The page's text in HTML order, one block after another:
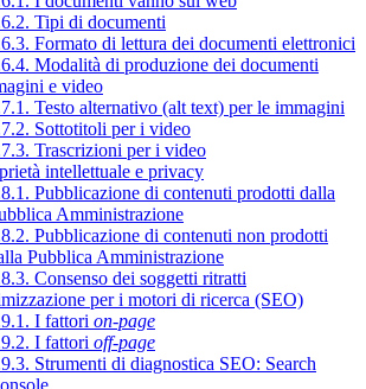
Tipi di documenti
Formato di lettura dei documenti elettronici
Modalità di produzione dei documenti
e video
Testo alternativo (alt text) per le immagini
Sottotitoli per i video
Trascrizioni per i video
intellettuale e privacy
Pubblicazione di contenuti prodotti dalla
Amministrazione
Pubblicazione di contenuti non prodotti
Pubblica Amministrazione
Consenso dei soggetti ritratti
per i motori di ricerca (SEO)
I fattori on-page
I fattori off-page
Strumenti di diagnostica SEO: Search